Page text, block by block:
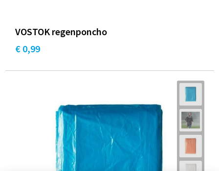
VOSTOK regenponcho
€ 0,99